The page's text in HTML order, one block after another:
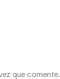
que comente.